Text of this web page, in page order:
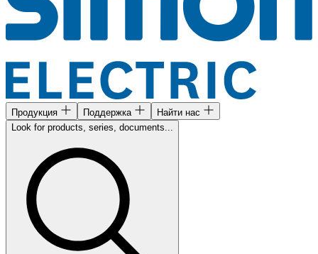
Продукция Поддержка
Найти нас
Look for products, series, documents...